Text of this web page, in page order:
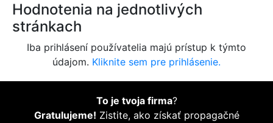
Hodnotenia na jednotlivých
stránkach
Iba prihlásení používatelia majú prístup k týmto
údajom. Kliknite sem pre prihlásenie.
To je tvoja firma?
Gratulujeme! Zistite, ako získať propagačné